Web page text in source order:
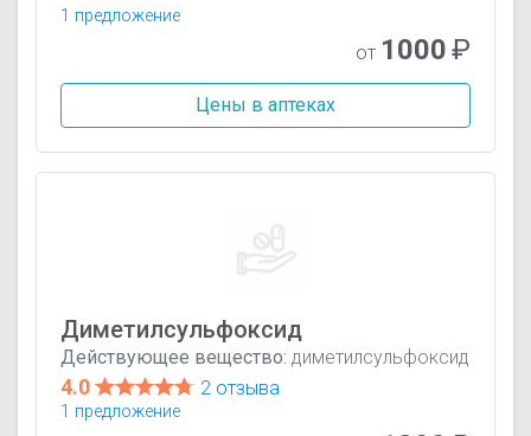
1 предложение
от 1000₽
Цены в аптеках
Диметилсульфоксид
Действующее вещество: диметилсульфоксид
4.0 2 отзыва
1 предложение